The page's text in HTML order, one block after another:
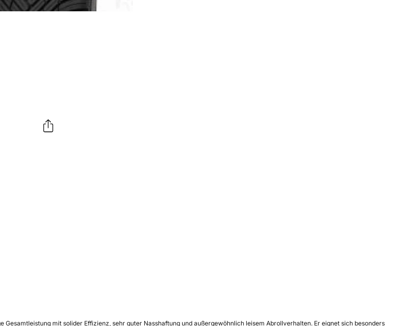
mit solider Effizienz, sehr guter Nasshaftung und außergewöhnlich leisem Abrollverhalten. Er eignet sich besonders